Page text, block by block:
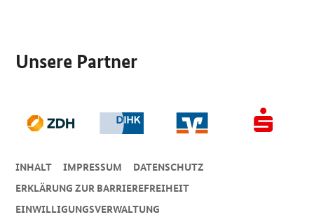
Unsere Partner
INHALT IMPRESSUM
DA­TEN­SCHUTZ
ERKLÄRUNG ZUR BARRIEREFREIHEIT
EINWILLIGUNGSVERWALTUNG